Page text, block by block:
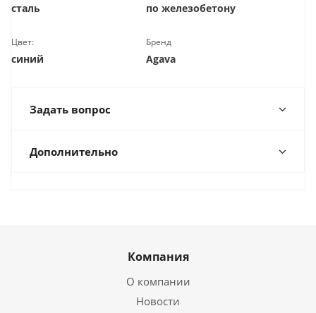
сталь по железобетону
Цвет:
синий
Бренд
Agava
Задать вопрос
Дополнительно
Компания
О компании
Новости